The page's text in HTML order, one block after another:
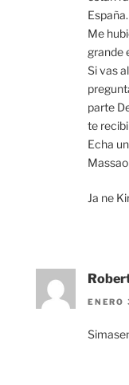
España.
Me
grande
Si vas
parte
te
Echa
Ja ne